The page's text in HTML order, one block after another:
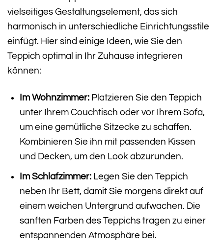
vielseitiges Gestaltungselement, das sich
harmonisch in unterschiedliche Einrichtungsstile
einfügt. Hier sind einige Ideen, wie Sie den
Teppich optimal in Ihr Zuhause integrieren
können:
Im Wohnzimmer:Platzieren Sie den Teppich
unter Ihrem Couchtisch oder vor Ihrem Sofa,
um eine gemütliche Sitzecke zu schaffen.
Kombinieren Sie ihn mit passenden Kissen
und Decken, um den Look abzurunden.
Im Schlafzimmer:Legen Sie den Teppich
neben Ihr Bett, damit Sie morgens direkt auf
einem weichen Untergrund aufwachen. Die
sanften Farben des Teppichs tragen zu einer
entspannenden Atmosphäre bei.